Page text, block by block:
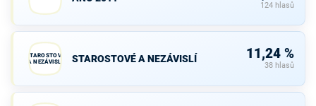
124 hlasů
STAROSTOVÉ
A NEZÁVISLÍ
STAROSTOVÉ A NEZÁVISLÍ 11,24 %
38 hlasů